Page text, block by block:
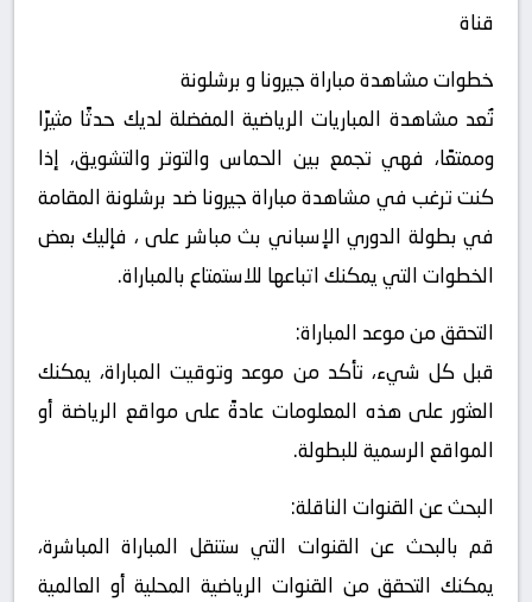
قناة
خطوات مشاهدة مباراة جيرونا و برشلونة
تُعد مشاهدة المباريات الرياضية المفضلة لديك حدثًا مثيرًا
وممتعًا، فهي تجمع بين الحماس والتوتر والتشويق، إذا
كنت ترغب في مشاهدة مباراة جيرونا ضد برشلونة المقامة
في بطولة الدوري الإسباني بث مباشر على ، فإليك بعض
الخطوات التي يمكنك اتباعها للاستمتاع بالمباراة.
التحقق من موعد المباراة:
قبل كل شيء، تأكد من موعد وتوقيت المباراة، يمكنك
العثور على هذه المعلومات عادةً على مواقع الرياضة أو
المواقع الرسمية للبطولة.
البحث عن القنوات الناقلة:
قم بالبحث عن القنوات التي ستنقل المباراة المباشرة،
يمكنك التحقق من القنوات الرياضية المحلية أو العالمية